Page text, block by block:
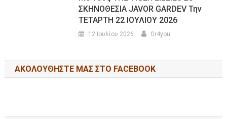
ΣΚΗΝΟΘΕΣΙΑ JAVOR GARDEV Την
ΤΕΤΑΡΤΗ 22 ΙΟΥΛΙΟΥ 2026
12 Ιουλίου 2026 Gr4you
ΑΚΟΛΟΥΘΉΣΤΕ ΜΑΣ ΣΤΟ FACEBOOK